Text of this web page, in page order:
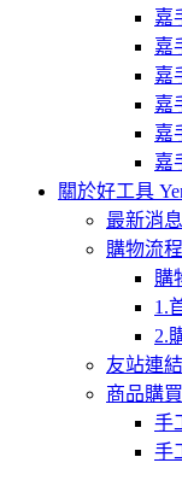
嘉
嘉
嘉
嘉
嘉
嘉
關於好工具
最新消
購物流程
購
1.
2.
友站連結
商品購
手
手